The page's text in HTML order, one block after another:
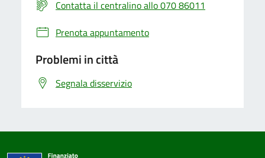
Contatta il centralino allo 070 86011
Prenota appuntamento
Problemi in città
Segnala disservizio